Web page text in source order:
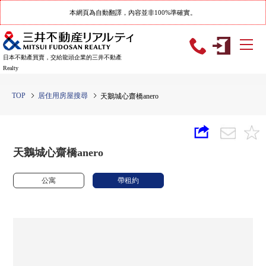
本網頁為自動翻譯，內容並非100%準確實。
日本不動產買賣，交給龍頭企業的三井不動產
Realty
TOP 居住用房屋搜尋 天鵝城心齋橋anero
天鵝城心齋橋anero
公寓 帶租約